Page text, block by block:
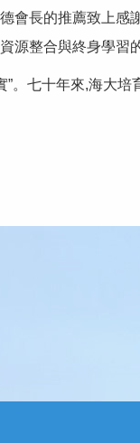
會長的推薦致上感
源整合與終身學習
。七十年來,海大